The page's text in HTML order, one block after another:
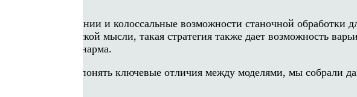
в Германии и колоссальные возможности станочной обработки
конструкторской мысли, такая стратегия также дает возможность
фирмой тонарма.
и понять ключевые отличия между моделями, мы собрали